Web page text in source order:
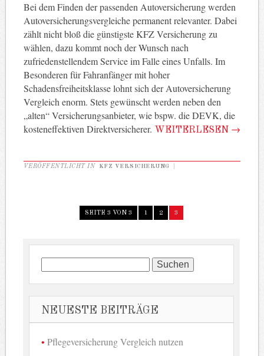
Bei dem Finden der passenden Autoversicherung werden
Autoversicherungsvergleiche permanent relevanter. Dabei
zählt nicht bloß die günstigste KFZ Versicherung zu
wählen, dazu kommt noch der Wunsch nach
zufriedenstellendem Service im Falle eines Unfalls. Im
Besonderen für Fahranfänger mit hoher
Schadensfreiheitsklasse lohnt sich der Autoversicherung
Vergleich enorm. Stets gewünscht werden neben den
„alten“ Versicherungsanbieter, wie bspw. die DEVK, die
kosteneffektiven Direktversicherer. WEITERLESEN →
VERÖFFENTLICHT IN KFZ VERSICHERUNG
SEITE 3 VON 3 1 2 3
Suchen
nach:
NEUESTE BEITRÄGE
Pflegeversicherung Vergleich nutzen